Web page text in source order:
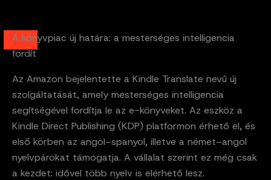
A könyvpiac új határa: a mesterséges intelligencia
fordít
Az Amazon bejelentette a Kindle Translate nevű új
szolgáltatását, amely mesterséges intelligencia
segítségével fordítja le az e-könyveket. Az eszköz a
Kindle Direct Publishing (KDP) platformon érhető el, és
első körben az angol–spanyol, illetve a német–angol
nyelvpárokat támogatja. A vállalat szerint ez még csak
a kezdet: idővel több nyelv is elérhető lesz.